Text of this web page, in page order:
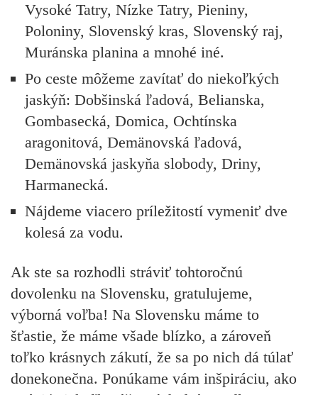
Vysoké Tatry, Nízke Tatry, Pieniny,
Poloniny, Slovenský kras, Slovenský raj,
Muránska planina a mnohé iné.
Po ceste môžeme zavítať do niekoľkých
jaskýň: Dobšinská ľadová, Belianska,
Gombasecká, Domica, Ochtínska
aragonitová, Demänovská ľadová,
Demänovská jaskyňa slobody, Driny,
Harmanecká.
Nájdeme viacero príležitostí vymeniť dve
kolesá za vodu.
Ak ste sa rozhodli stráviť tohtoročnú
dovolenku na Slovensku, gratulujeme,
výborná voľba! Na Slovensku máme to
šťastie, že máme všade blízko, a zároveň
toľko krásnych zákutí, že sa po nich dá túlať
donekonečna. Ponúkame vám inšpiráciu, ako